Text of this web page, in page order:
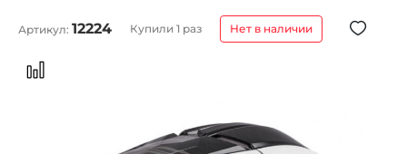
Артикул: 12224 Купили 1 раз Нет в наличии